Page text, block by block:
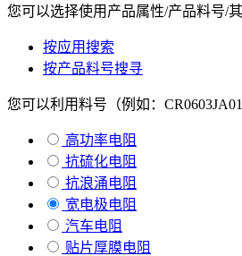
您可以选择使用产品属性/产品料号/
按应用搜索
按产品料号搜寻
您可以利用料号（例如：
高功率电阻
抗硫化电阻
抗浪涌电阻
宽电极电阻
汽车电阻
贴片厚膜电阻